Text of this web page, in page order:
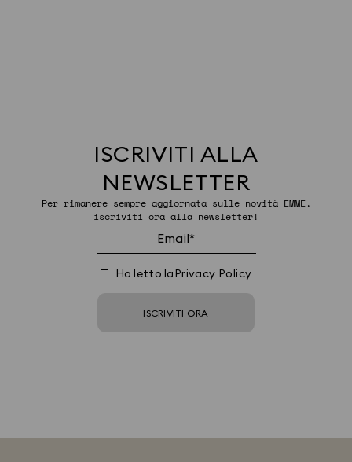
ISCRIVITI ALLA
NEWSLETTER
Per rimanere sempre aggiornata sulle novità EMME,
iscriviti ora alla newsletter!
Ho letto laPrivacy Policy
ISCRIVITI ORA